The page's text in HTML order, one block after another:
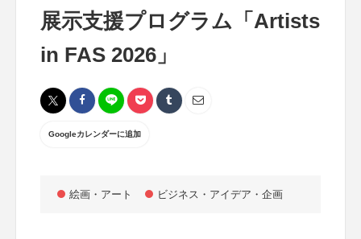
展示支援プログラム「Artists
in FAS 2026」
Googleカレンダーに追加
絵画・アート ビジネス・アイデア・企画